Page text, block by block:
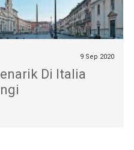
9 Sep 2020
Di Italia